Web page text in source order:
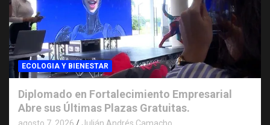
ECOLOGIA Y BIENESTAR
Diplomado en Fortalecimiento Empresarial
Abre sus Últimas Plazas Gratuitas.